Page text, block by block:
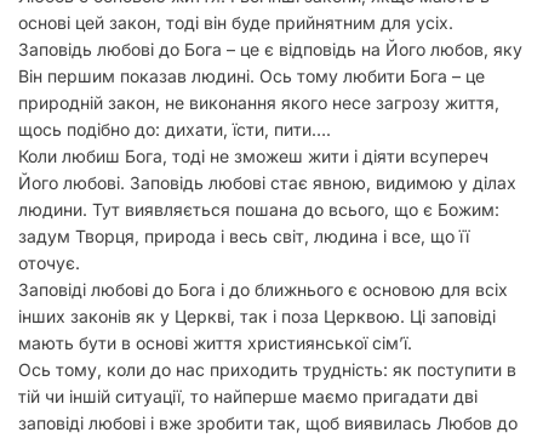
основі цей закон, тоді він буде прийнятним для усіх.
Заповідь любові до Бога – це є відповідь на Його любов, яку
Він першим показав людині. Ось тому любити Бога – це
природній закон, не виконання якого несе загрозу життя,
щось подібно до: дихати, їсти, пити….
Коли любиш Бога, тоді не зможеш жити і діяти всупереч
Його любові. Заповідь любові стає явною, видимою у ділах
людини. Тут виявляється пошана до всього, що є Божим:
задум Творця, природа і весь світ, людина і все, що її
оточує.
Заповіді любові до Бога і до ближнього є основою для всіх
інших законів як у Церкві, так і поза Церквою. Ці заповіді
мають бути в основі життя християнської сім’ї.
Ось тому, коли до нас приходить трудність: як поступити в
тій чи іншій ситуації, то найперше маємо пригадати дві
заповіді любові і вже зробити так, щоб виявилась Любов до